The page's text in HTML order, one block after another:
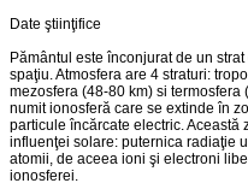
Date ştiinţifice
Pământul este înconjurat de un
spaţiu. Atmosfera are 4 straturi:
mezosfera (48-80 km) si termosfera
numit ionosferă care se extinde în
particule încărcate electric. Această
influenţei solare: puternica radiaţie
atomii, de aceea ioni şi electroni
ionosferei.